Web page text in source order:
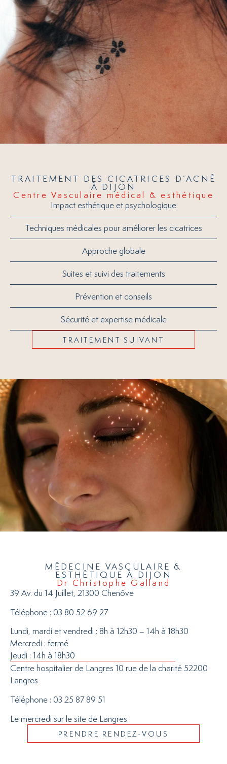
TRAITEMENT DES CICATRICES D’ACNÉ
À DIJON
Centre Vasculaire médical & esthétique
Impact esthétique et psychologique
Techniques médicales pour améliorer les cicatrices
Approche globale
Suites et suivi des traitements
Prévention et conseils
Sécurité et expertise médicale
TRAITEMENT SUIVANT
MÉDECINE VASCULAIRE &
ESTHÉTIQUE À DIJON
Dr Christophe Galland
39 Av. du 14 Juillet, 21300 Chenôve
Téléphone : 03 80 52 69 27
Lundi, mardi et vendredi : 8h à 12h30 – 14h à 18h30
Mercredi : fermé
Jeudi : 14h à 18h30
Centre hospitalier de Langres 10 rue de la charité 52200
Langres
Téléphone : 03 25 87 89 51
Le mercredi sur le site de Langres
PRENDRE RENDEZ-VOUS